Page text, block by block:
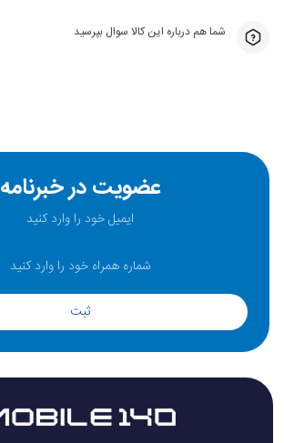
شما هم درباره این کالا سوال بپرسید
عضویت در خبرنامه
ثبت